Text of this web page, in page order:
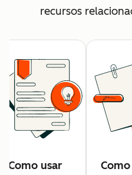
recursos
Como usar
Como